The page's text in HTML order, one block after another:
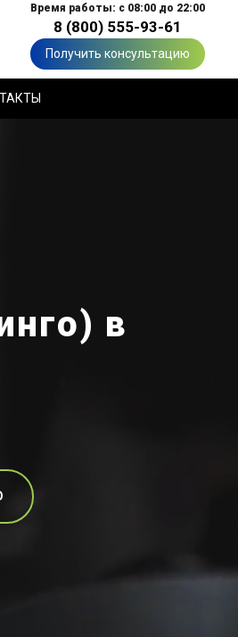
Время работы: с 08:00 до 22:00
8 (800) 555-93-61
Получить консультацию
в